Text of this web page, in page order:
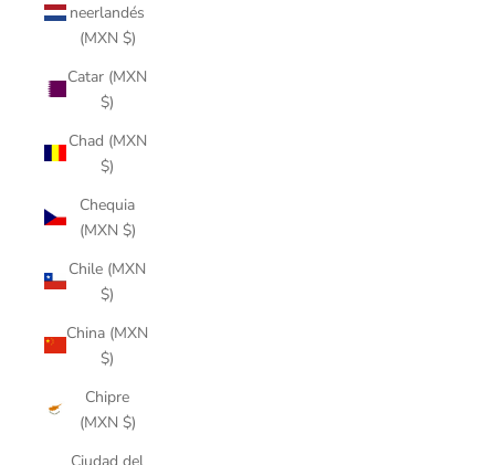
neerlandés
(MXN $)
Catar (MXN
$)
Chad (MXN
$)
Chequia
(MXN $)
Chile (MXN
$)
China (MXN
$)
Chipre
(MXN $)
Ciudad del